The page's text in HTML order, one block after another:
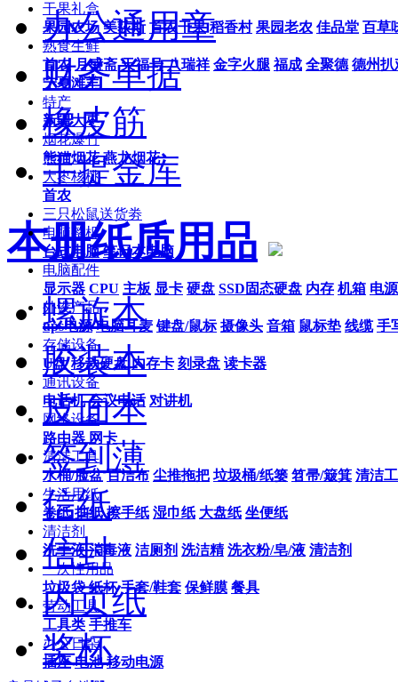
干果礼盒
果园农场 美荻斯 首农干果 稻香村 果园老农 佳品堂 百草
熟食生鲜
首农 月盛斋 天福号 八瑞祥 金字火腿 福成 全聚德 德州扒
宁夏滩羊
特产
新疆大枣
烟花爆竹
熊猫烟花 燕龙烟花
大枣核桃
首农
三只松鼠送货劵
电脑整机
台式电脑 笔记本电脑
电脑配件
显示器 CPU 主板 显卡 硬盘 SSD固态硬盘 内存 机箱 电源
外设产品
ups电源 电脑耳麦 键盘/鼠标 摄像头 音箱 鼠标垫 线缆 手
存储设备
U盘 移动硬盘 内存卡 刻录盘 读卡器
通讯设备
电话机 会议电话 对讲机
网络设备
路由器 网卡
清洁工具
水桶/脸盆 百洁布 尘推拖把 垃圾桶/纸篓 笤帚/簸箕 清洁
生活用纸
卷纸 抽纸 擦手纸 湿巾纸 大盘纸 坐便纸
清洁剂
洗手液 消毒液 洁厕剂 洗洁精 洗衣粉/皂/液 清洁剂
一次性用品
垃圾袋 纸杯 手套/鞋套 保鲜膜 餐具
劳动工具
工具类 手推车
办公日杂
插座 电池 移动电源
办公通用章
财务单据
橡皮筋
手提金库
本册纸质用品
螺旋本
胶装本
皮面本
签到薄
信纸
信封
内页纸
奖杯